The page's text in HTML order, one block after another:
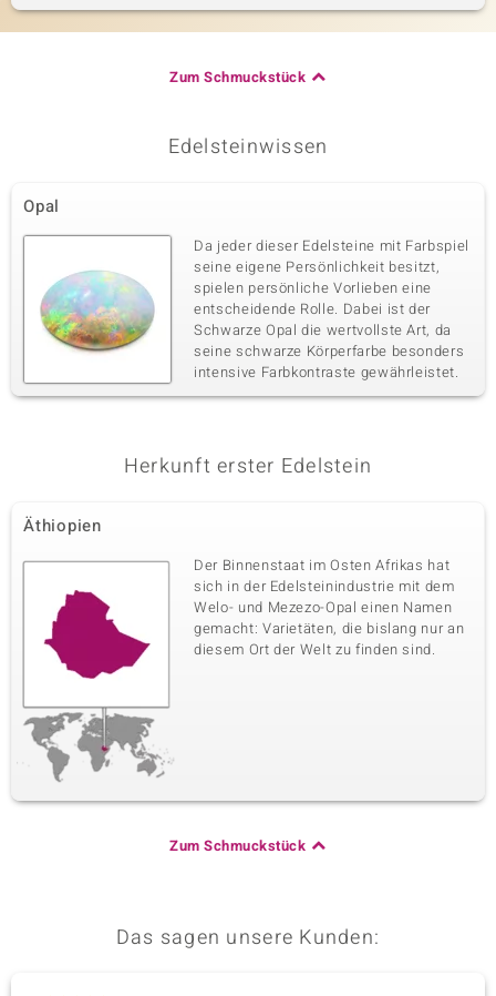
Zum Schmuckstück
Edelsteinwissen
Opal
Da jeder dieser Edelsteine mit Farbspiel
seine eigene Persönlichkeit besitzt,
spielen persönliche Vorlieben eine
entscheidende Rolle. Dabei ist der
Schwarze Opal die wertvollste Art, da
seine schwarze Körperfarbe besonders
intensive Farbkontraste gewährleistet.
Herkunft erster Edelstein
Äthiopien
Der Binnenstaat im Osten Afrikas hat
sich in der Edelsteinindustrie mit dem
Welo- und Mezezo-Opal einen Namen
gemacht: Varietäten, die bislang nur an
diesem Ort der Welt zu finden sind.
Zum Schmuckstück
Das sagen unsere Kunden: